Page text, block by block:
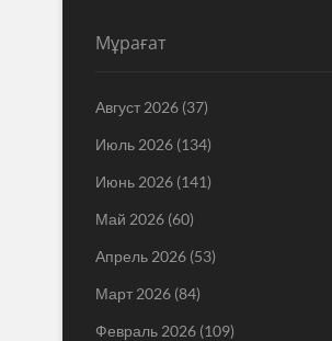
Мұрағат
Август 2026 (37)
Июль 2026 (134)
Июнь 2026 (141)
Май 2026 (60)
Апрель 2026 (53)
Март 2026 (84)
Февраль 2026 (109)